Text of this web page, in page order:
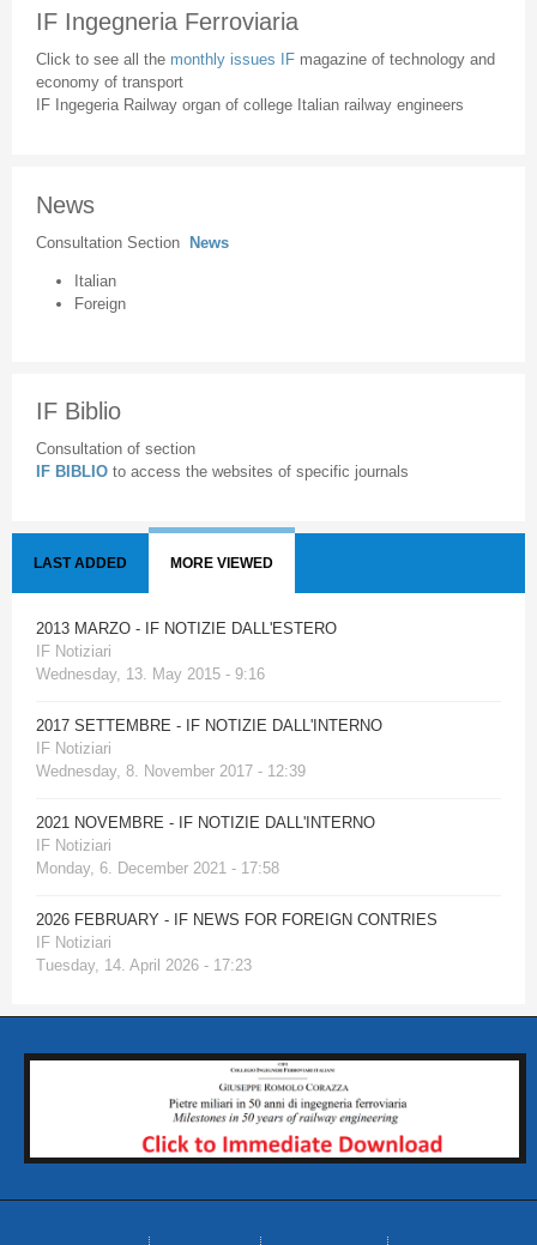
IF Ingegneria Ferroviaria
Click to see all the monthly issues IF magazine of technology and
economy of transport
IF Ingegeria Railway organ of college Italian railway engineers
News
Consultation Section News
Italian
Foreign
IF Biblio
Consultation of section
IF BIBLIO to access the websites of specific journals
LAST ADDED MORE VIEWED
2013 MARZO - IF NOTIZIE DALL'ESTERO
IF Notiziari
Wednesday, 13. May 2015 - 9:16
2017 SETTEMBRE - IF NOTIZIE DALL'INTERNO
IF Notiziari
Wednesday, 8. November 2017 - 12:39
2021 NOVEMBRE - IF NOTIZIE DALL'INTERNO
IF Notiziari
Monday, 6. December 2021 - 17:58
2026 FEBRUARY - IF NEWS FOR FOREIGN CONTRIES
IF Notiziari
Tuesday, 14. April 2026 - 17:23